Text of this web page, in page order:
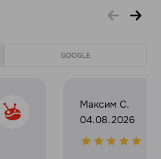
GOOGLE
Максим С.
04.08.2026